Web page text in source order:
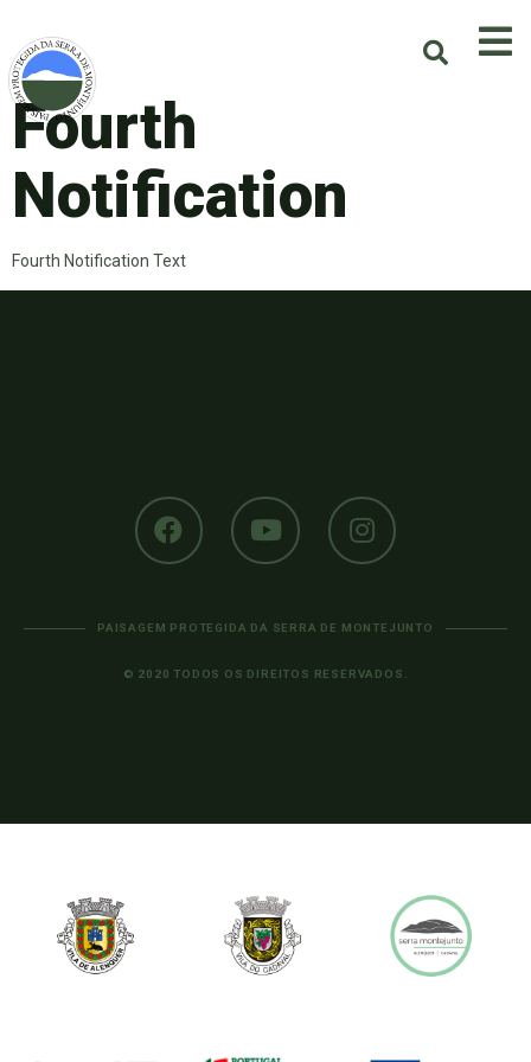
Fourth
Notification
Fourth Notification Text
PAISAGEM PROTEGIDA DA SERRA DE MONTEJUNTO
© 2020 TODOS OS DIREITOS RESERVADOS.